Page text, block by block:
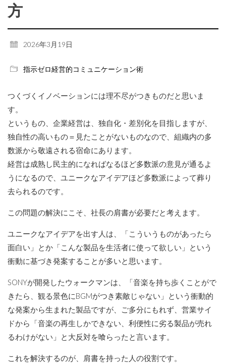
方
2026年3月19日
指示ゼロ経営的コミュニケーション術
つくづくイノベーションには理不尽がつきものだと思いま
す。
というもの、企業経営は、独自化・差別化を目指しますが、
独自性の高いもの＝見たことがないものなので、組織内の多
数派から敬遠される宿命にあります。
経営は成熟し民主的になればなるほど多数派の意見が通るよ
うになるので、ユニークなアイデアほど多数派によって葬り
去られるのです。
この問題の解決にこそ、社長の肩書が必要だと考えます。
ユニークなアイデアを出す人は、「こういうものがあったら
面白い」とか「こんな製品を生活者に使って欲しい」という
衝動に基づき発案することが多いと思います。
SONYが開発したウォークマンは、「音楽を持ち歩くことがで
きたら、観る景色にBGMがつき素敵じゃない」という衝動的
な発案から生まれた製品ですが、ご多分にもれず、営業サイ
ドから「音楽の再生しかできない、利便性に劣る製品が売れ
るわけがない」と大反対を喰らったと言います。
これを解決するのが、肩書を持った人の役割です。